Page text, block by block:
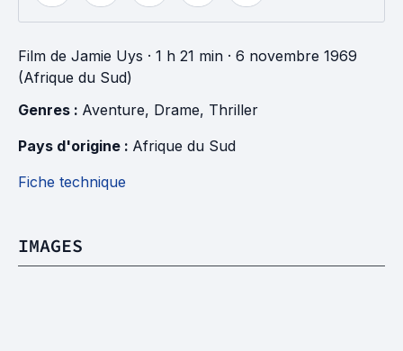
Film de Jamie Uys · 1 h 21 min · 6 novembre 1969
(Afrique du Sud)
Genres : Aventure, Drame, Thriller
Pays d'origine : Afrique du Sud
Fiche technique
IMAGES